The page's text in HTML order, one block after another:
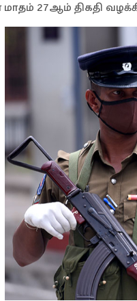
மாதம் 27ஆம் திகதி